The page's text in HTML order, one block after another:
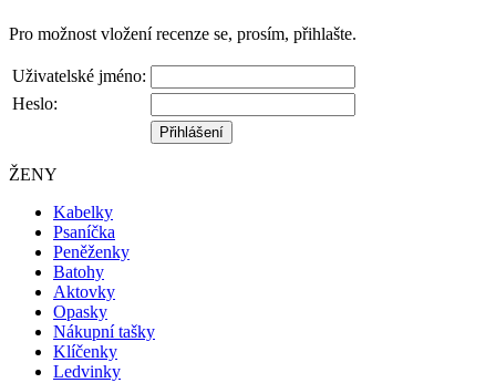
Pro možnost vložení recenze se, prosím, přihlašte.
Uživatelské jméno:
Heslo:
ŽENY
Kabelky
Psaníčka
Peněženky
Batohy
Aktovky
Opasky
Nákupní tašky
Klíčenky
Ledvinky